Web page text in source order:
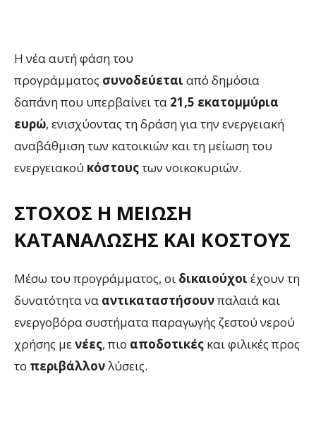
Η νέα αυτή φάση του
προγράμματος συνοδεύεται από δημόσια
δαπάνη που υπερβαίνει τα 21,5 εκατομμύρια
ευρώ, ενισχύοντας τη δράση για την ενεργειακή
αναβάθμιση των κατοικιών και τη μείωση του
ενεργειακού κόστουςτων νοικοκυριών.
ΣΤΌΧΟΣ Η ΜΕΊΩΣΗ
ΚΑΤΑΝΆΛΩΣΗΣ ΚΑΙ ΚΌΣΤΟΥΣ
Μέσω του προγράμματος, οι δικαιούχοι έχουν τη
δυνατότητα να αντικαταστήσουνπαλαιά και
ενεργοβόρα συστήματα παραγωγής ζεστού νερού
χρήσης μενέες, πιο αποδοτικές και φιλικές προς
το περιβάλλονλύσεις.